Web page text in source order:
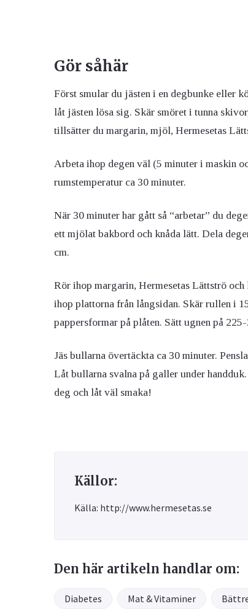
Gör såhär
Först smular du jästen i en degbunke eller
låt jästen lösa sig. Skär smöret i tunna
tillsätter du margarin, mjöl, Hermesetas
Arbeta ihop degen väl (5 minuter i maskin
rumstemperatur ca 30 minuter.
När 30 minuter har gått så “arbetar” du
ett mjölat bakbord och knåda lätt. Dela
cm.
Rör ihop margarin, Hermesetas Lättströ
ihop plattorna från långsidan. Skär rullen i
pappersformar på plåten. Sätt ugnen på 225-
Jäs bullarna övertäckta ca 30 minuter.
Låt bullarna svalna på galler under
deg och låt väl smaka!
Källor:
Källa: http://www.hermesetas.se
Den här artikeln handlar om:
Diabetes Mat & Vitaminer